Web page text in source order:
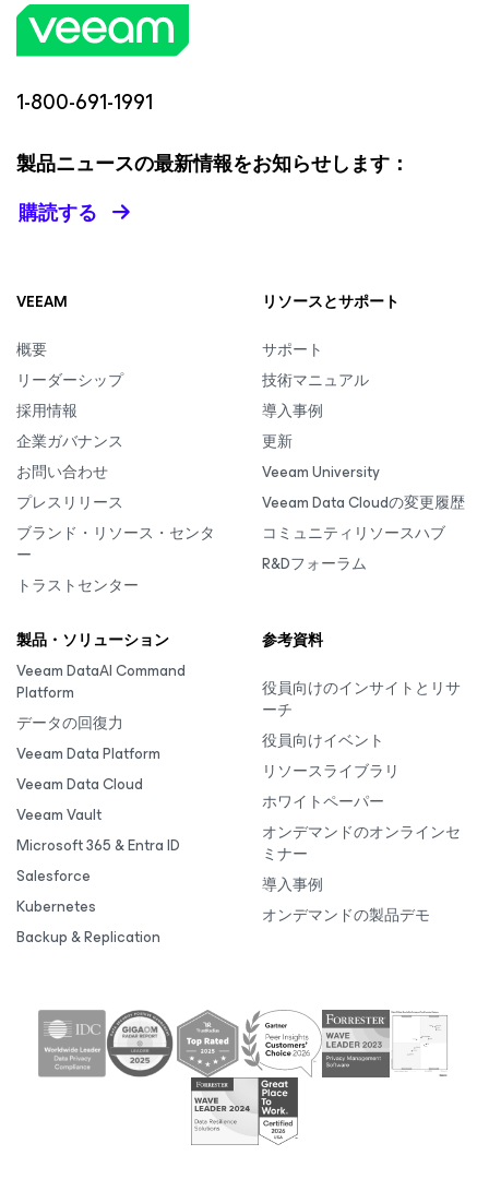
1-800-691-1991
製品ニュースの最新情報をお知らせします：
購読する
VEEAM
概要
リーダーシップ
採用情報
企業ガバナンス
お問い合わせ
プレスリリース
ブランド・リソース・センタ
ー
トラストセンター
リソースとサポート
サポート
技術マニュアル
導入事例
更新
Veeam University
Veeam Data Cloudの変更履歴
コミュニティリソースハブ
R&Dフォーラム
製品・ソリューション
Veeam DataAI Command
Platform
データの回復力
Veeam Data Platform
Veeam Data Cloud
Veeam Vault
Microsoft 365 & Entra ID
Salesforce
Kubernetes
Backup & Replication
参考資料
役員向けのインサイトとリサ
ーチ
役員向けイベント
リソースライブラリ
ホワイトペーパー
オンデマンドのオンラインセ
ミナー
導入事例
オンデマンドの製品デモ